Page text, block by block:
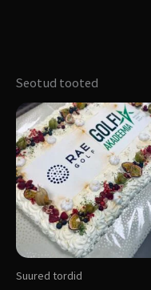
Seotud tooted
Suured tordid
Sellel
tootel
on
mitu
varianti.
Valikuid
saab